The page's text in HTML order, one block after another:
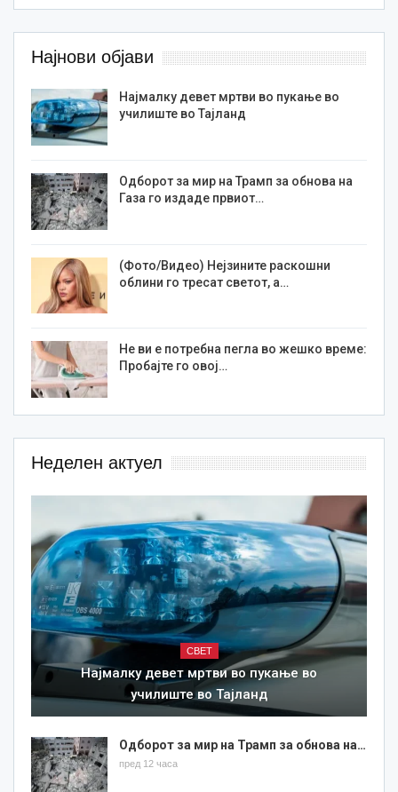
Најнови објави
Најмалку девет мртви во пукање во
училиште во Тајланд
Одборот за мир на Трамп за обнова на
Газа го издаде првиот…
(Фото/Видео) Нејзините раскошни
облини го тресат светот, а…
Не ви е потребна пегла во жешко време:
Пробајте го овој…
Неделен актуел
СВЕТ
Најмалку девет мртви во пукање во
училиште во Тајланд
Одборот за мир на Трамп за обнова на…
пред 12 часа